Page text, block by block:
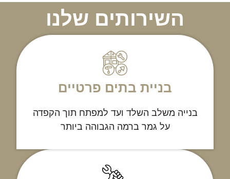
השירותים שלנו
בניית בתים פרטיים
בנייה משלב השלד ועד למפתח תוך הקפדה
על גמר ברמה הגבוהה ביותר